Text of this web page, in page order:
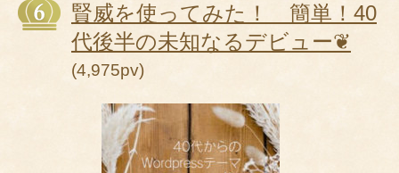
賢威を使ってみた！ 簡単！40
代後半の未知なるデビュー❦
(4,975pv)